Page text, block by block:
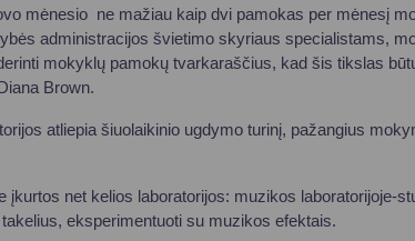
mėnesio ne mažiau kaip dvi pamokas per mėnesį
administracijos švietimo skyriaus specialistams,
mokyklų pamokų tvarkaraščius, kad šis tikslas
Brown.
atliepia šiuolaikinio ugdymo turinį, pažangius
įkurtos net kelios laboratorijos: muzikos laboratorijoje-
eksperimentuoti su muzikos efektais.